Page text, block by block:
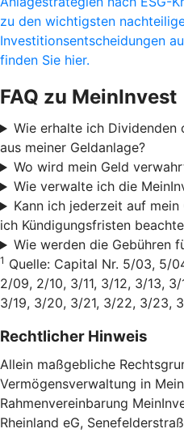
zu den wichtigsten
Investitionsentscheidungen
finden Sie hier.
FAQ zu MeinInvest
Wie erhalte ich
aus meiner Geldanlage?
Wo wird mein Geld
Wie verwalte ich die
Kann ich jederzeit auf
ich Kündigungsfristen
Wie werden die Gebühren
1 Quelle: Capital Nr. 5/03, 5/
2/09, 2/10, 3/11, 3/12, 3/13,
3/19, 3/20, 3/21, 3/22, 3/23,
Rechtlicher Hinweis
Allein maßgebliche
Vermögensverwaltung in
Rahmenvereinbarung
Rheinland eG,